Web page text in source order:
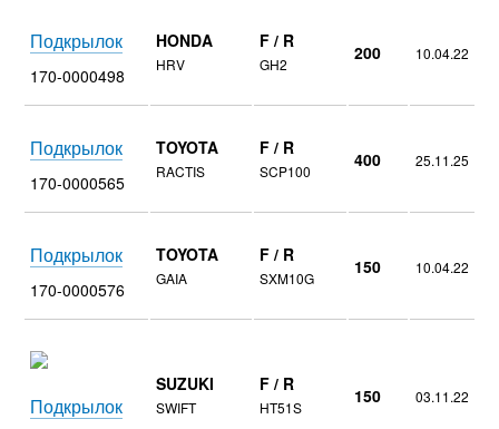
Подкрылок
170-0000498
HONDA
HRV
F / R
GH2
200 10.04.22
Подкрылок
170-0000565
TOYOTA
RACTIS
F / R
SCP100
400 25.11.25
Подкрылок
170-0000576
TOYOTA
GAIA
F / R
SXM10G
150 10.04.22
Подкрылок
SUZUKI
SWIFT
F / R
HT51S
150 03.11.22